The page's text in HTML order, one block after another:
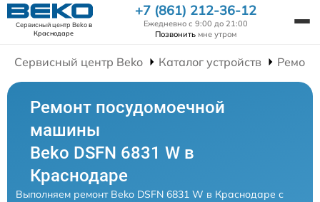
Сервисный центр Bekoв
Краснодаре
+7 (861) 212-36-12
Ежедневно с 9:00 до 21:00
Позвонить мне утром
Сервисный центр Beko Каталог устройств
Ремонт посудомоечной
машины
Beko DSFN 6831 W в
Краснодаре
Выполняем ремонт Beko DSFN 6831 W в Краснодаре с